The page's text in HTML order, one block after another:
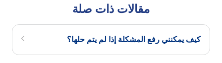
مقالات ذات صلة
كيف يمكنني رفع المشكلة إذا لم يتم حلها؟